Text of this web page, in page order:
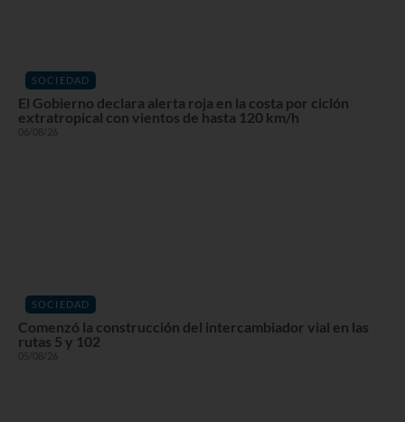
SOCIEDAD
El Gobierno declara alerta roja en la costa por ciclón
extratropical con vientos de hasta 120 km/h
06/08/26
SOCIEDAD
Comenzó la construcción del intercambiador vial en las
rutas 5 y 102
05/08/26